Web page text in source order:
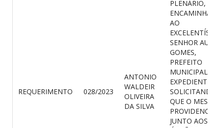
REQUERIMENTO 028/2023
ANTONIO
WALDEIR
OLIVEIRA
DA SILVA
PLENÁRIO,
AO
SENHOR
GOMES,
PREFEITO
MUNICIPAL,
EXPEDIENTE
SOLICITANDO
QUE O MESMO
PROVIDENCIE
JUNTO AOS